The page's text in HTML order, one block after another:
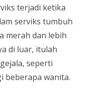
terjadi ketika
serviks tumbuh
merah dan lebih
di luar, itulah
seperti
beberapa wanita.